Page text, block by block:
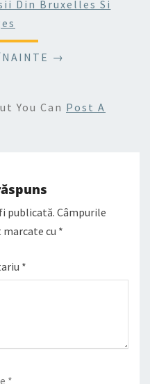
Din Bruxelles Si
→
You Can Post A
publicată. Câmpurile
cu *
*
*